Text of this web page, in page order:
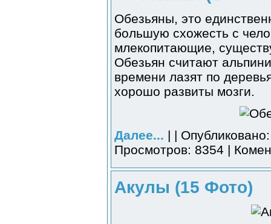
Обезьяны, это
большую схожесть с
млекопитающие,
Обезьян считают
времени лазят по
хорошо развиты мозги.
Далее... | |
Просмотров: 8354 |
Акулы (15 Фото)